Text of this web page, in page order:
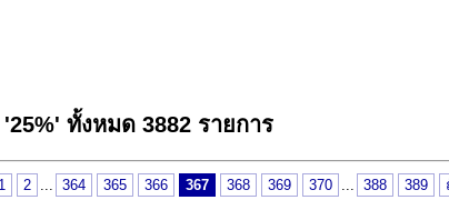
ทั้งหมด 3882 รายการ
1 2 364 365 366 367 368 369 370 388 389